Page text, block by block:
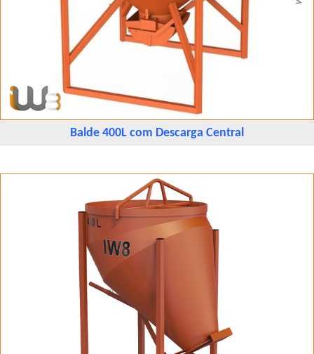
Balde 400L com Descarga Central